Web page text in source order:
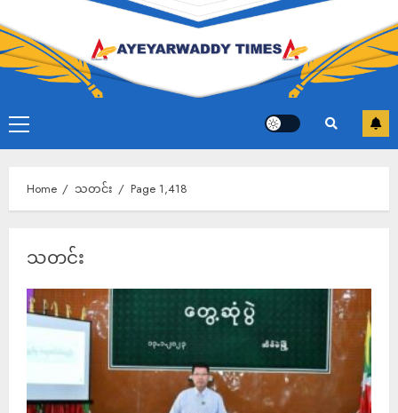
Ayeyarwaddy Times ကို ကူညီပါ
သင်၏ကူညီထောက်ပံ့မှု အထူးလိုအပ်နေပါသည်။
မြန်မာပြည်သူလူထုထံ တိကျမှန်ကန်သောသတင်းများ
ဆက်လက်ပေးပို့နိုင်ရန် ကျေးဇူးပြု၍ Ayeyarwaddy Times
ကို ကူညီပါ။
Donate Now
Home သတင်း Page 1,418
သတင်း